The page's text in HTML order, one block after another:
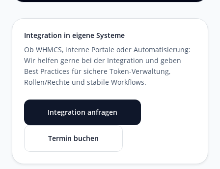
Integration in eigene Systeme
Ob WHMCS, interne Portale oder Automatisierung:
Wir helfen gerne bei der Integration und geben
Best Practices für sichere Token-Verwaltung,
Rollen/Rechte und stabile Workflows.
Integration anfragen
Termin buchen